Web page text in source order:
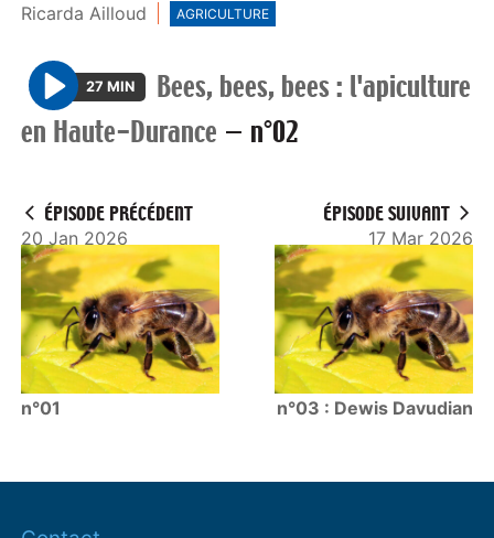
Ricarda Ailloud
AGRICULTURE
P
l
27 MIN
Bees, bees, bees : l'apiculture
en Haute-Durance — n°02
ÉPISODE PRÉCÉDENT
20 Jan 2026
n°01
ÉPISODE SUIVANT
17 Mar 2026
n°03 : Dewis Davudian